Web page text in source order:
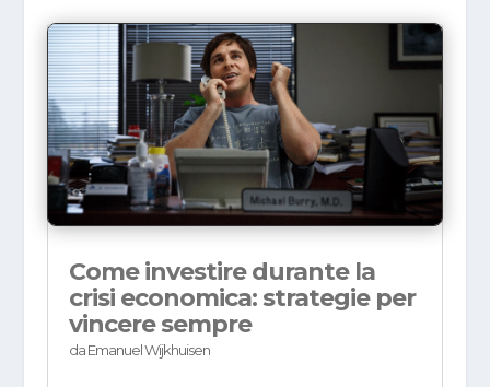
Come investire durante la
crisi economica: strategie per
vincere sempre
daEmanuel Wijkhuisen